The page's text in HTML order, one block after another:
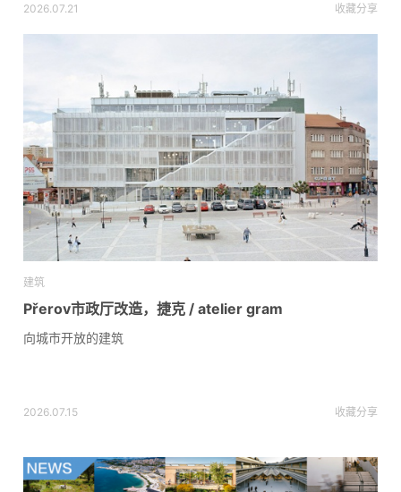
2026.07.21 收藏分享
建筑
Přerov市政厅改造，捷克 / atelier gram
向城市开放的建筑
2026.07.15 收藏分享